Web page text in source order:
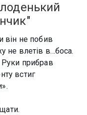
він не побив
не влетів в…боса.
Руки прибрав
встиг